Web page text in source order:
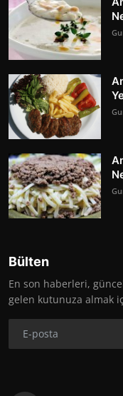
Bülten
En son haberleri,
gelen kutunuza almak